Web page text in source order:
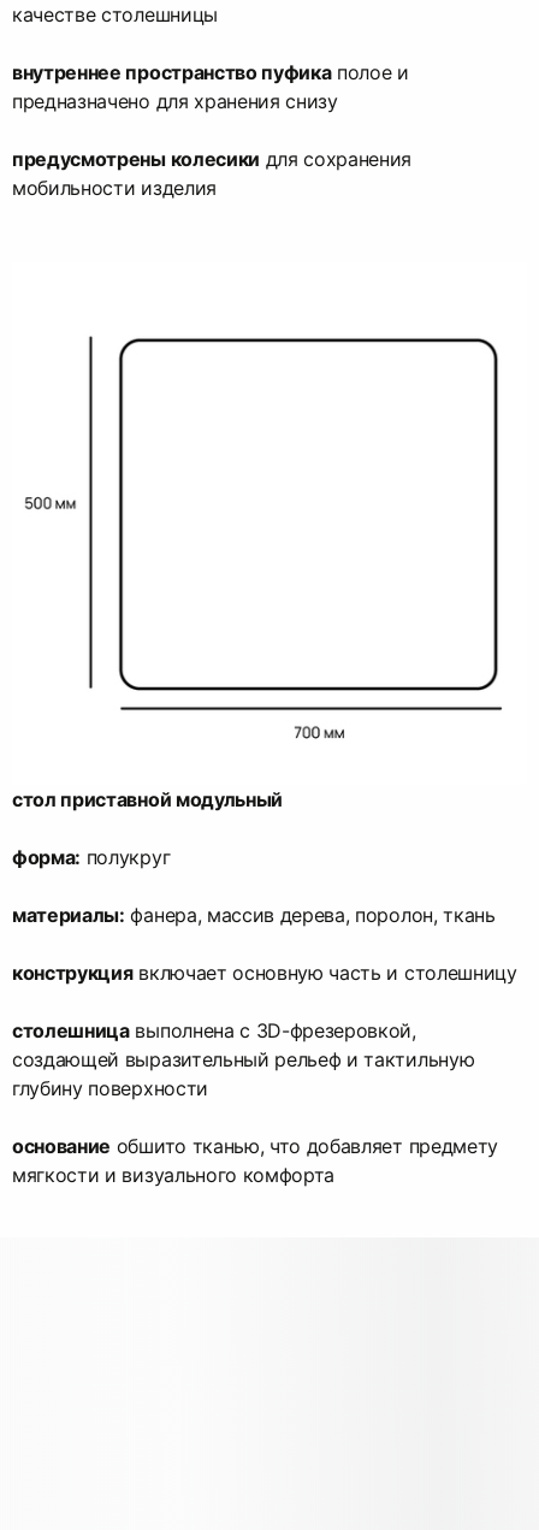
качестве столешницы
внутреннее пространство пуфикаполое и
предназначено для хранения снизу
предусмотрены колесики для сохранения
мобильности изделия
стол приставной модульный
форма: полукруг
материалы: фанера, массив дерева, поролон, ткань
конструкциявключает основную часть и столешницу
столешницавыполнена с 3D-фрезеровкой,
создающей выразительный рельеф и тактильную
глубину поверхности
основание обшито тканью, что добавляет предмету
мягкости и визуального комфорта